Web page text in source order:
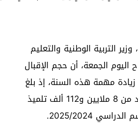
التربية الوطنية والتعليم
اليوم الجمعة، أن حجم الإقبال
مهمة هذه السنة، إذ بلغ
عدد المتمدرسين أزيد من 8 ملايين و112 ألف تلميذ
2025/2024.